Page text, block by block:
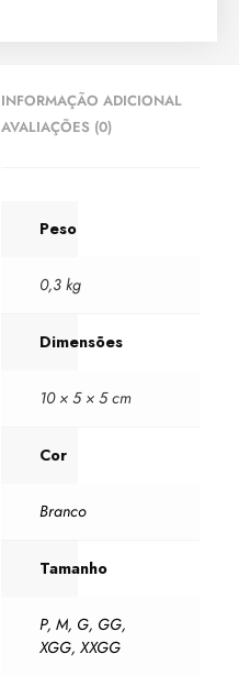
INFORMAÇÃO ADICIONAL
AVALIAÇÕES (0)
Peso
0,3 kg
Dimensões
10 × 5 × 5 cm
Cor
Branco
Tamanho
P,M, G, GG,
XGG,XXGG